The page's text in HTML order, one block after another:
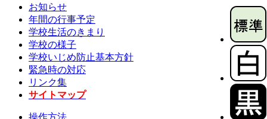
お知らせ
年間の行事予定
学校生活のきまり
学校の様子
学校いじめ防止基本方針
緊急時の対応
リンク集
サイトマップ
操作方法